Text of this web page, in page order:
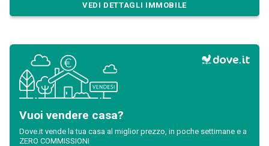
VEDI DETTAGLI IMMOBILE
Vuoi vendere casa?
Dove.it vende la tua casa al miglior prezzo, in poche settimane e a
ZERO COMMISSIONI